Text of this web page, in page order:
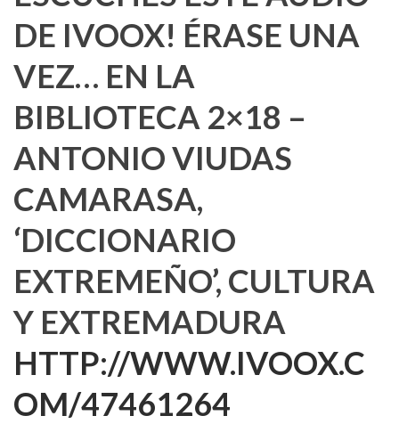
DE IVOOX! ÉRASE UNA
VEZ… EN LA
BIBLIOTECA 2×18 –
ANTONIO VIUDAS
CAMARASA,
‘DICCIONARIO
EXTREMEÑO’, CULTURA
Y EXTREMADURA
HTTP://WWW.IVOOX.C
OM/47461264